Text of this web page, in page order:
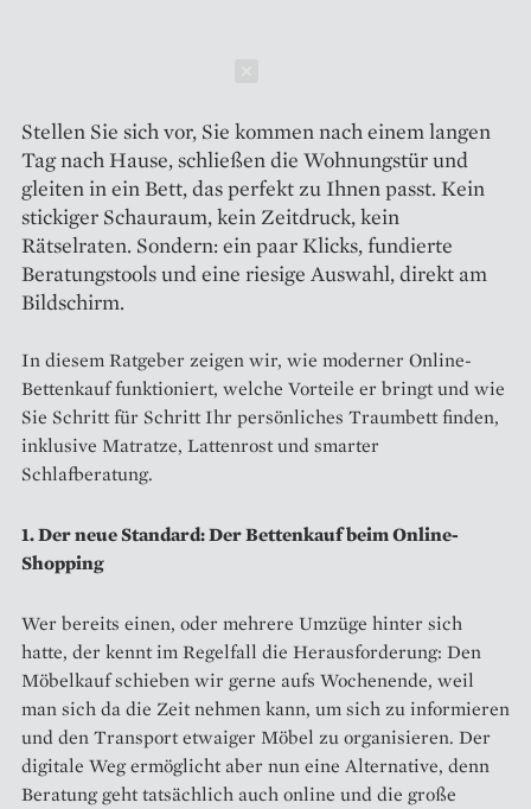
Stellen Sie sich vor, Sie kommen nach einem langen
Tag nach Hause, schließen die Wohnungstür und
gleiten in ein Bett, das perfekt zu Ihnen passt. Kein
stickiger Schauraum, kein Zeitdruck, kein
Rätselraten. Sondern: ein paar Klicks, fundierte
Beratungstools und eine riesige Auswahl, direkt am
Bildschirm.
In diesem Ratgeber zeigen wir, wie moderner Online-
Bettenkauf funktioniert, welche Vorteile er bringt und wie
Sie Schritt für Schritt Ihr persönliches Traumbett finden,
inklusive Matratze, Lattenrost und smarter
Schlafberatung.
1. Der neue Standard: Der Bettenkauf beim Online-
Shopping
Wer bereits einen, oder mehrere Umzüge hinter sich
hatte, der kennt im Regelfall die Herausforderung: Den
Möbelkauf schieben wir gerne aufs Wochenende, weil
man sich da die Zeit nehmen kann, um sich zu informieren
und den Transport etwaiger Möbel zu organisieren. Der
digitale Weg ermöglicht aber nun eine Alternative, denn
Beratung geht tatsächlich auch online und die große